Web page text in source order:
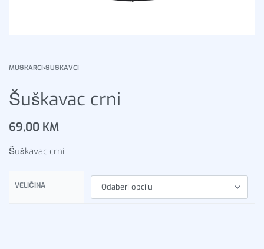
MUŠKARCI›ŠUŠKAVCI
Šuškavac crni
69,00 KM
Šuškavac crni
VELIČINA